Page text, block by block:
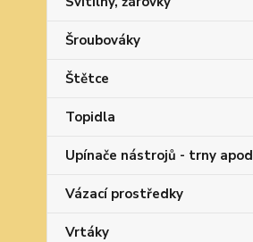
Šroubováky
Štětce
Topidla
Upínače nástrojů - trny apod
Vázací prostředky
Vrtáky